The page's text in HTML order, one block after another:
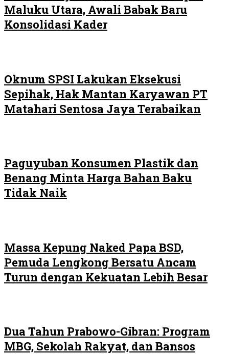
Maluku Utara, Awali Babak Baru
Konsolidasi Kader
Oknum SPSI Lakukan Eksekusi
Sepihak, Hak Mantan Karyawan PT
Matahari Sentosa Jaya Terabaikan
Paguyuban Konsumen Plastik dan
Benang Minta Harga Bahan Baku
Tidak Naik
Massa Kepung Naked Papa BSD,
Pemuda Lengkong Bersatu Ancam
Turun dengan Kekuatan Lebih Besar
Dua Tahun Prabowo-Gibran: Program
MBG, Sekolah Rakyat, dan Bansos